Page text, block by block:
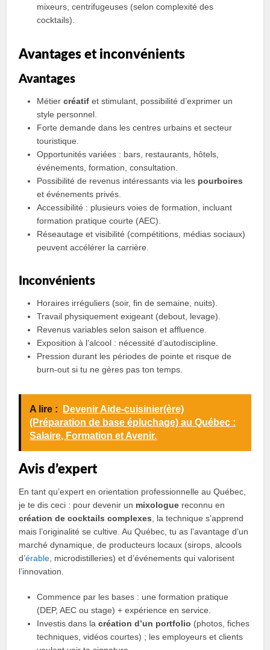
mixeurs, centrifugeuses (selon complexité des
cocktails).
Avantages et inconvénients
Avantages
Métiercréatif et stimulant, possibilité d’exprimer un
style personnel.
Forte demande dans les centres urbains et secteur
touristique.
Opportunités variées : bars, restaurants, hôtels,
événements, formation, consultation.
Possibilité de revenus intéressants via les pourboires
et événements privés.
Accessibilité : plusieurs voies de formation, incluant
formation pratique courte (AEC).
Réseautage et visibilité (compétitions, médias sociaux)
peuvent accélérer la carrière.
Inconvénients
Horaires irréguliers (soir, fin de semaine, nuits).
Travail physiquement exigeant (debout, levage).
Revenus variables selon saison et affluence.
Exposition à l’alcool : nécessité d’autodiscipline.
Pression durant les périodes de pointe et risque de
burn‑out si tu ne gères pas ton temps.
A lire :
Devenir Aide-cuisinier(ère)
(Préparation de base épluchage) au Québec :
Salaire, Formation et Avenir.
Avis d’expert
En tant qu’expert en orientation professionnelle au Québec,
je te dis ceci : pour devenir un mixologue reconnu en
création de cocktails complexes , la technique s’apprend
mais l’originalité se cultive. Au Québec, tu as l’avantage d’un
marché dynamique, de producteurs locaux (sirops, alcools
d’érable , microdistilleries) et d’événements qui valorisent
l’innovation.
Commence par les bases : une formation pratique
(DEP, AEC ou stage) + expérience en service.
Investis dans lacréation d’un portfolio (photos, fiches
techniques, vidéos courtes) ; les employeurs et clients